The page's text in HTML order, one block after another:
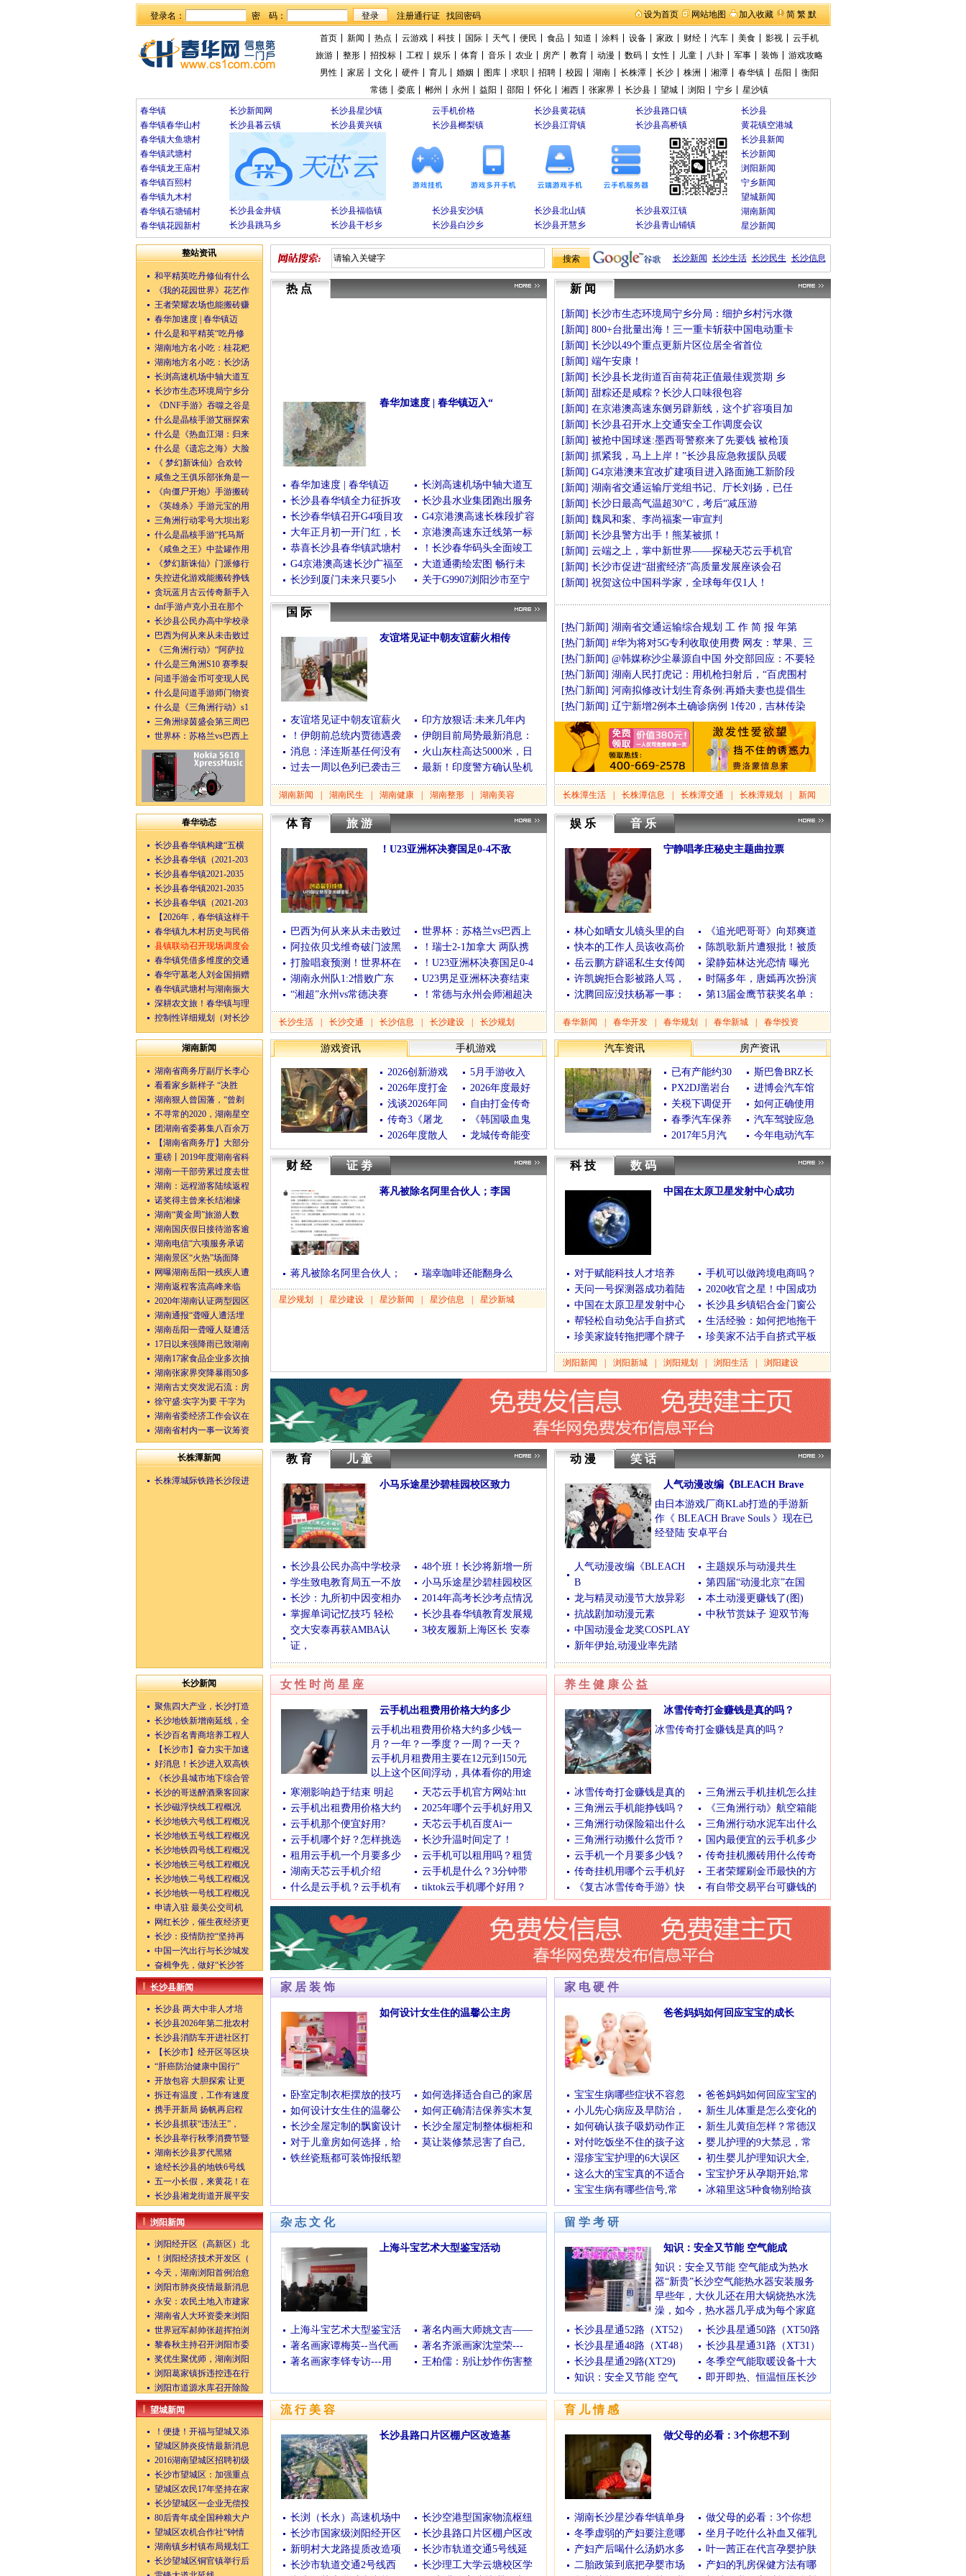
登录名： 密 码： 找回密码 设为首页 网站地图 加入收藏 简 繁 默
首页 新闻 热点 云游戏 科技 国际 天气 便民 食品 知道 涂料 设备 家政 财经 汽车 美食 影视
云手机
旅游
整形 招投标 工程 娱乐 体育 音乐 农业 房产 教育 动漫 数码 女性 儿童 八卦 军事 装饰
游戏攻略
男性
家居 文化 硬件 育儿 婚姻 图库 求职 招聘 校园 湖南 长株潭 长沙 株洲 湘潭 春华镇 岳阳
衡阳
常德
娄底 郴州 永州 益阳 邵阳 怀化 湘西 张家界 长沙县 望城 浏阳 宁乡 星沙镇
春华镇
春华镇春华山村
春华镇大鱼塘村
春华镇武塘村
春华镇龙王庙村
春华镇百熙村
春华镇九木村
春华镇石塘铺村
春华镇花园新村
长沙新闻网 长沙县星沙镇 云手机价格 长沙县黄花镇
长沙县路口镇
长沙县暮云镇
长沙县黄兴镇 长沙县榔梨镇 长沙县江背镇 长沙县高桥镇
长沙县金井镇 长沙县福临镇 长沙县安沙镇 长沙县北山镇
长沙县双江镇
长沙县跳马乡
长沙县干杉乡 长沙县白沙乡 长沙县开慧乡 长沙县青山铺镇
长沙县
黄花镇空港城
长沙县新闻
长沙新闻
浏阳新闻
宁乡新闻
望城新闻
湖南新闻
星沙新闻
整站资讯
和平精英吃丹修仙有什么
《我的花园世界》花艺作
王者荣耀农场也能搬砖赚
春华加速度 | 春华镇迈
什么是和平精英“吃丹修
湖南地方名小吃：桂花粑
湖南地方名小吃：长沙汤
长浏高速机场中轴大道互
长沙市生态环境局宁乡分
《DNF手游》吞噬之谷是
什么是晶核手游艾丽探索
什么是《热血江湖：归来
什么是《遗忘之海》大脸
《 梦幻新诛仙》合欢铃
咸鱼之王俱乐部张角是一
《向僵尸开炮》手游搬砖
《英雄杀》手游元宝的用
三角洲行动零号大坝出彩
什么是晶核手游“托马斯
《咸鱼之王》中盐罐作用
《梦幻新诛仙》门派修行
失控进化游戏能搬砖挣钱
贪玩蓝月古云传奇新手入
dnf手游卢克小丑在那个
长沙县公民办高中学校录
巴西为何从来从未击败过
《三角洲行动》“阿萨拉
什么是三角洲S10 赛季裂
问道手游金币可变现人民
什么是问道手游师门物资
什么是《三角洲行动》s1
三角洲绿茵盛会第三周巴
世界杯：苏格兰vs巴西上
长沙新闻 长沙生活 长沙民生 长沙信息
热点
春华加速度 | 春华镇迈入“
春华加速度 | 春华镇迈
长沙县春华镇全力征拆攻
长沙春华镇召开G4项目攻
大年正月初一开门红，长
恭喜长沙县春华镇武塘村
G4京港澳高速长沙广福至
长沙到厦门未来只要5小
长浏高速机场中轴大道互
长沙县水业集团跑出服务
G4京港澳高速长株段扩容
京港澳高速东迁线第一标
！长沙春华码头全面竣工
大道通衢绘宏图 畅行未
关于G9907浏阳沙市至宁
国际
友谊塔见证中朝友谊薪火相传
友谊塔见证中朝友谊薪火
！伊朗前总统内贾德遇袭
消息：泽连斯基任何没有
过去一周以色列已袭击三
印方放狠话:未来几年内
伊朗目前局势最新消息：
火山灰柱高达5000米，日
最新！印度警方确认坠机
湖南新闻 湖南民生 湖南健康 湖南整形 湖南美容
新闻
[新闻] 长沙市生态环境局宁乡分局：细护乡村污水微
[新闻] 800+台批量出海！三一重卡斩获中国电动重卡
[新闻] 长沙以49个重点更新片区位居全省首位
[新闻] 端午安康！
[新闻] 长沙县长龙街道百亩荷花正值最佳观赏期 乡
[新闻] 甜粽还是咸粽？长沙人口味很包容
[新闻] 在京港澳高速东侧另辟新线，这个扩容项目加
[新闻] 长沙县召开水上交通安全工作调度会议
[新闻] 被抢中国球迷:墨西哥警察来了先要钱 被枪顶
[新闻] 抓紧我，马上上岸！”长沙县应急救援队员暖
[新闻] G4京港澳耒宜改扩建项目进入路面施工新阶段
[新闻] 湖南省交通运输厅党组书记、厅长刘扬，已任
[新闻] 长沙日最高气温超30°C，考后“减压游
[新闻] 魏凤和案、李尚福案一审宣判
[新闻] 长沙县警方出手！熊某被抓！
[新闻] 云端之上，掌中新世界——探秘天芯云手机官
[新闻] 长沙市促进“甜蜜经济”高质量发展座谈会召
[新闻] 祝贺这位中国科学家，全球每年仅1人！
[热门新闻] 湖南省交通运输综合规划 工 作 简 报 年第
[热门新闻] #华为将对5G专利收取使用费 网友：苹果、三
[热门新闻] @韩媒称沙尘暴源自中国 外交部回应：不要轻
[热门新闻] 湖南人民打虎记：用机枪扫射后，“百虎围村
[热门新闻] 河南拟修改计划生育条例:再婚夫妻也提倡生
[热门新闻] 辽宁新增2例本土确诊病例 1传20，吉林传染
长株潭生活 长株潭信息 长株潭交通 长株潭规划 新闻
春华动态
长沙县春华镇构建“五横
长沙县春华镇（2021-203
长沙县春华镇2021-2035
长沙县春华镇2021-2035
长沙县春华镇（2021-203
【2026年，春华镇这样干
春华镇九木村历史与民俗
县镇联动召开现场调度会
春华镇凭借多维度的交通
春华守墓老人刘金国捐赠
春华镇武塘村与湖南振大
深耕农文旅！春华镇与理
控制性详细规划（对长沙
体育 旅游
！U23亚洲杯决赛国足0-4不敌
巴西为何从来从未击败过
阿拉依贝戈维奇破门波黑
打脸唱衰预测！世界杯在
湖南永州队1:2惜败广东
“湘超”永州vs常德决赛
世界杯：苏格兰vs巴西上
！瑞士2-1加拿大 两队携
！U23亚洲杯决赛国足0-4
U23男足亚洲杯决赛结束
！常德与永州会师湘超决
长沙生活 长沙交通 长沙信息 长沙建设 长沙规划
娱乐 音乐
宁静唱孝庄秘史主题曲拉票
林心如晒女儿镜头里的自
快本的工作人员该收高价
岳云鹏方辟谣私生女传闻
许凯婉拒合影被路人骂，
沈腾回应没扶杨幂一事：
《追光吧哥哥》向郑爽道
陈凯歌新片遭狠批！被质
梁静茹林达光恋情 曝光
时隔多年，唐嫣再次扮演
第13届金鹰节获奖名单：
春华新闻 春华开发 春华规划 春华新城 春华投资
湖南新闻
湖南省商务厅副厅长李心
看看家乡新样子 “决胜
湖南狠人曾国藩，“曾剃
不寻常的2020，湖南星空
团湖南省委募集八百余万
【湖南省商务厅】大部分
重磅丨2019年度湖南省科
湖南一干部劳累过度去世
湖南：远程游客陆续返程
诺奖得主曾来长结湘缘
湖南“黄金周”旅游人数
湖南国庆假日接待游客逾
湖南电信“六项服务承诺
湖南景区“火热”场面降
网曝湖南岳阳一残疾人遭
湖南返程客流高峰来临
2020年湖南认证两型园区
湖南通报“聋哑人遭活埋
湖南岳阳一聋哑人疑遭活
17日以来强降雨已致湖南
湖南17家食品企业多次抽
湖南张家界突降暴雨50多
湖南古丈突发泥石流：房
徐守盛:实字为要 干字为
湖南省委经济工作会议在
湖南省村内一事一议筹资
游戏资讯 手机游戏
2026创新游戏
2026年度打金
浅谈2026年同
传奇3《屠龙
2026年度散人
5月手游收入
2026年度最好
自由打金传奇
《韩国吸血鬼
龙城传奇能变
财经 证劵
蒋凡被除名阿里合伙人；李国
蒋凡被除名阿里合伙人； 瑞幸咖啡还能翻身么
星沙规划 星沙建设 星沙新闻 星沙信息 星沙新城
汽车资讯 房产资讯
已有产能约30
PX2DJ凿岩台
关税下调促开
春季汽车保养
2017年5月汽
斯巴鲁BRZ长
进博会汽车馆
如何正确使用
汽车驾驶应急
今年电动汽车
科技 数码
中国在太原卫星发射中心成功
对于赋能科技人才培养
天问一号探测器成功着陆
中国在太原卫星发射中心
帮轻松自动免沾手自挤式
珍美家旋转拖把哪个牌子
手机可以做跨境电商吗？
2020收官之星！中国成功
长沙县乡镇铝合金门窗公
生活经验：如何把地拖干
珍美家不沾手自挤式平板
浏阳新闻 浏阳新城 浏阳规划 浏阳生活 浏阳建设
长株潭新闻
长株潭城际铁路长沙段进
教育 儿童
小马乐途星沙碧桂园校区致力
长沙县公民办高中学校录
学生致电教育局五一不放
长沙：九所初中因变相办
掌握单词记忆技巧 轻松
交大安泰再获AMBA认
证，
48个班！长沙将新增一所
小马乐途星沙碧桂园校区
2014年高考长沙考点情况
长沙县春华镇教育发展规
3校友履新上海区长 安泰
湖南整形网 | 长沙美容 | 耳部整形 | 激光美容 | 冰点脱毛
动漫 笑话
人气动漫改编《BLEACH Brave
由日本游戏厂商KLab打造的手游新
作《 BLEACH Brave Souls 》现在已
经登陆 安卓平台
人气动漫改编《BLEACH
B
龙与精灵动漫节大放异彩
抗战剧加动漫元素
中国动漫金龙奖COSPLAY
新年伊始,动漫业率先踏
主题娱乐与动漫共生
第四届“动漫北京”在国
本土动漫更赚钱了(图)
中秋节赏妹子 迎双节海
湖南整形 | 长沙美容网 | 耳部整形 | 激光美容 |
冰点脱毛
长沙新闻
聚焦四大产业，长沙打造
长沙地铁新增南延线，全
长沙百名青商培养工程人
【长沙市】奋力实干加速
好消息！长沙进入双高铁
《长沙县城市地下综合管
长沙的哥送醉酒乘客回家
长沙磁浮快线工程概况
长沙地铁六号线工程概况
长沙地铁五号线工程概况
长沙地铁四号线工程概况
长沙地铁三号线工程概况
长沙地铁二号线工程概况
长沙地铁一号线工程概况
申请入驻 最美公交司机
网红长沙，催生夜经济更
长沙：疫情防控“坚持再
中国一汽出行与长沙城发
奋楫争先，做好“长沙答
女性时尚星座
云手机出租费用价格大约多少
云手机出租费用价格大约多少钱一
月？一年？一季度？一周？一天？
云手机月租费用主要在12元到150元
以上这个区间浮动，具体看你的用途
和配置需求。
基础配置（12-30元/月）：适
(12/08/2025 16:39:01) [查看全文]
寒潮影响趋于结束 明起
云手机出租费用价格大约
云手机那个便宜好用?
云手机哪个好？怎样挑选
租用云手机一个月要多少
湖南天芯云手机介绍
什么是云手机？云手机有
天芯云手机官方网站:htt
2025年哪个云手机好用又
天芯云手机百度Ai一
长沙升温时间定了！
云手机可以租用吗？租赁
云手机是什么？3分钟带
tiktok云手机哪个好用？
养生健康公益
冰雪传奇打金赚钱是真的吗？
冰雪传奇打金赚钱是真的吗？
冰雪传奇打金赚钱是真的
三角洲云手机能挣钱吗？
三角洲行动保险箱出什么
三角洲行动搬什么货币？
云手机一个月要多少钱？
传奇挂机用哪个云手机好
《复古冰雪传奇手游》快
三角洲云手机挂机怎么挂
《三角洲行动》航空箱能
三角洲行动水泥车出什么
国内最便宜的云手机多少
传奇挂机搬砖用什么传奇
王者荣耀刷金币最快的方
有自带交易平台可赚钱的
长沙县新闻
长沙县 两大中非人才培
长沙县2026年第二批农村
长沙县消防车开进社区打
【长沙市】经开区等区块
“肝癌防治健康中国行”
开放包容 大胆探索 让更
拆迁有温度，工作有速度
携手开新局 扬帆再启程
长沙县抓获“违法王”，
长沙县举行秋季消费节暨
湖南长沙县罗代黑猪
途经长沙县的地铁6号线
五一小长假，来黄花！在
长沙县湘龙街道开展平安
家居装饰
如何设计女生住的温馨公主房
卧室定制衣柜摆放的技巧
如何设计女生住的温馨公
长沙全屋定制的飘窗设计
对于儿童房如何选择，给
铁丝瓷瓶都可装饰报纸塑
如何选择适合自己的家居
如何正确清洁保养实木复
长沙全屋定制整体橱柜和
莫让装修禁忌害了自己,
家电硬件
爸爸妈妈如何回应宝宝的成长
宝宝生病哪些症状不容忽
小儿先心病应及早防治，
如何确认孩子吸奶动作正
对付吃饭坐不住的孩子这
湿疹宝宝护理的6大误区
这么大的宝宝真的不适合
宝宝生病有哪些信号,常
爸爸妈妈如何回应宝宝的
新生儿体重是怎么变化的
新生儿黄疸怎样？常德汉
婴儿护理的9大禁忌，常
初生婴儿护理知识大全,
宝宝护牙从孕期开始,常
冰箱里这5种食物别给孩
浏阳新闻
浏阳经开区（高新区）北
！浏阳经济技术开发区（
今天，湖南浏阳首例治愈
浏阳市肺炎疫情最新消息
永安：农民土地入市建家
湖南省人大环资委来浏阳
世界冠军郝帅张超挥拍浏
黎春秋主持召开浏阳市委
奖优生聚优师，湖南浏阳
浏阳葛家镇拆违控违在行
浏阳市道源水库召开除险
杂志文化
上海斗宝艺术大型鉴宝活动
上海斗宝艺术大型鉴宝活
著名画家谭梅英--当代画
著名画家李铎专访---用
著名内画大师姚文吉——
著名齐派画家沈堂荣---
王柏儒：别让炒作伤害整
留学考研
知识：安全又节能 空气能成
知识：安全又节能 空气能成为热水
器“新贵”长沙空气能热水器安装服务
早些年，大伙儿还在用大锅烧热水洗
澡，如今，热水器几乎成为每个家庭
浴室必备的家电。
(10/23/2023 13:55:15) [查看全文]
长沙县星通52路（XT52）
长沙县星通48路（XT48）
长沙县星通29路(XT29)
知识：安全又节能 空气
长沙县星通50路（XT50路
长沙县星通31路（XT31）
冬季空气能取暖设备十大
即开即热、恒温恒压长沙
望城新闻
！便捷！开福与望城又添
望城区肺炎疫情最新消息
2016湖南望城区招聘初级
长沙市望城区：加强重点
望城区农民17年坚持在家
长沙望城区一企业无偿投
80后青年成全国种粮大户
望城区农机合作社“钟情
湖南镇乡村镇布局规划工
长沙望城区铜官镇举行后
流行美容
长沙县路口片区棚户区改造基
长浏（长永）高速机场中
长沙市国家级浏阳经开区
新明村大龙路提质改造项
长沙市轨道交通2号线西
长沙空港型国家物流枢纽
长沙县路口片区棚户区改
长沙市轨道交通5号线延
长沙理工大学云塘校区学
育儿情感
做父母的必看：3个你想不到
湖南长沙星沙春华镇单身
冬季虚弱的产妇要注意哪
产妇产后喝什么汤奶水多
二胎政策到底把孕婴市场
做父母的必看：3个你想
坐月子吃什么补血又催乳
叶一茜正在代言孕婴护肤
产妇的乳房保健方法有哪